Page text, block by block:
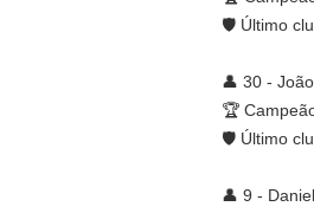
🛡️ Último
👤 30 -
🏆
🛡️ Último
👤 9 -